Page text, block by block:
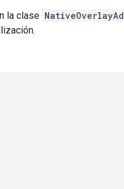
la clase NativeOverlayAd